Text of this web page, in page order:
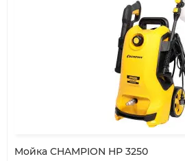
Мойка CHAMPION HP 3250